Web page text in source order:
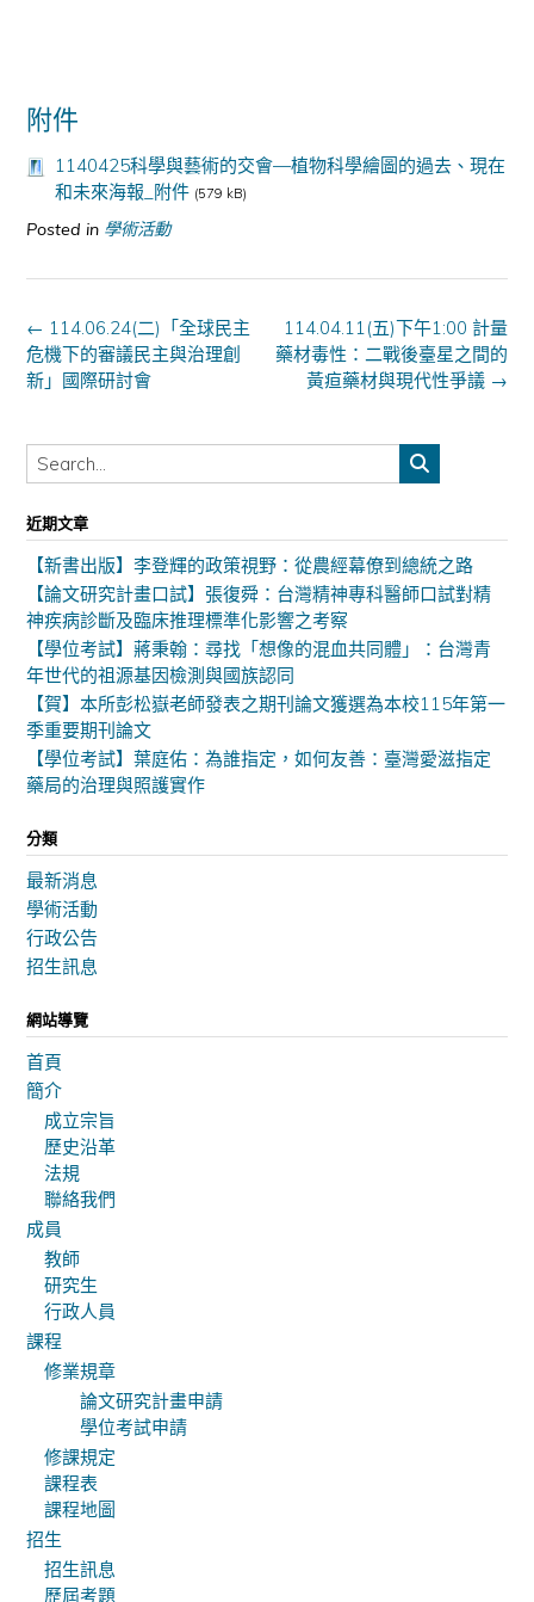
附件
1140425科學與藝術的交會—植物科學繪圖的過去、現在
和未來海報_附件 (579 kB)
Posted in 學術活動
Post
navigation
114.04.11(五)下午1:00 計量
藥材毒性：二戰後臺星之間的
黃疸藥材與現代性爭議 →
← 114.06.24(二)「全球民主
危機下的審議民主與治理創
新」國際研討會
近期文章
【新書出版】李登輝的政策視野：從農經幕僚到總統之路
【論文研究計畫口試】張復舜：台灣精神專科醫師口試對精
神疾病診斷及臨床推理標準化影響之考察
【學位考試】蔣秉翰：尋找「想像的混血共同體」：台灣青
年世代的祖源基因檢測與國族認同
【賀】本所彭松嶽老師發表之期刊論文獲選為本校115年第一
季重要期刊論文
【學位考試】葉庭佑：為誰指定，如何友善：臺灣愛滋指定
藥局的治理與照護實作
分類
最新消息
學術活動
行政公告
招生訊息
網站導覽
首頁
簡介
成立宗旨
歷史沿革
法規
聯絡我們
成員
教師
研究生
行政人員
課程
修業規章
論文研究計畫申請
學位考試申請
修課規定
課程表
課程地圖
招生
招生訊息
歷屆考題